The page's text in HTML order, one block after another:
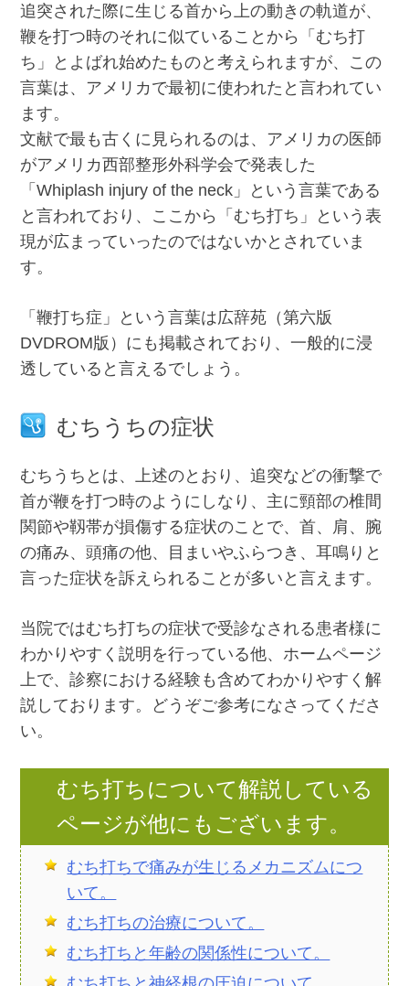
追突された際に生じる首から上の動きの軌道が、
鞭を打つ時のそれに似ていることから「むち打
ち」とよばれ始めたものと考えられますが、この
言葉は、アメリカで最初に使われたと言われてい
ます。
文献で最も古くに見られるのは、アメリカの医師
がアメリカ西部整形外科学会で発表した
「Whiplash injury of the neck」という言葉である
と言われており、ここから「むち打ち」という表
現が広まっていったのではないかとされていま
す。
「鞭打ち症」という言葉は広辞苑（第六版
DVDROM版）にも掲載されており、一般的に浸
透していると言えるでしょう。
むちうちの症状
むちうちとは、上述のとおり、追突などの衝撃で
首が鞭を打つ時のようにしなり、主に頸部の椎間
関節や靱帯が損傷する症状のことで、首、肩、腕
の痛み、頭痛の他、目まいやふらつき、耳鳴りと
言った症状を訴えられることが多いと言えます。
当院ではむち打ちの症状で受診なされる患者様に
わかりやすく説明を行っている他、ホームページ
上で、診察における経験も含めてわかりやすく解
説しております。どうぞご参考になさってくださ
い。
むち打ちについて解説している
ページが他にもございます。
むち打ちで痛みが生じるメカニズムにつ
いて。
むち打ちの治療について。
むち打ちと年齢の関係性について。